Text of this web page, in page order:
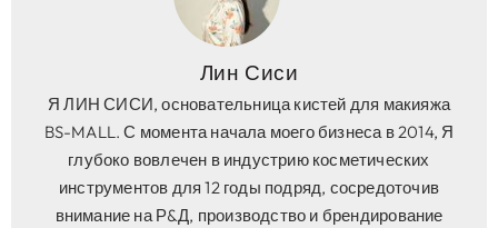
Лин Сиси
Я ЛИН СИСИ, основательница кистей для макияжа
BS-MALL. С момента начала моего бизнеса в 2014, Я
глубоко вовлечен в индустрию косметических
инструментов для 12 годы подряд, сосредоточив
внимание на Р&Д, производство и брендирование